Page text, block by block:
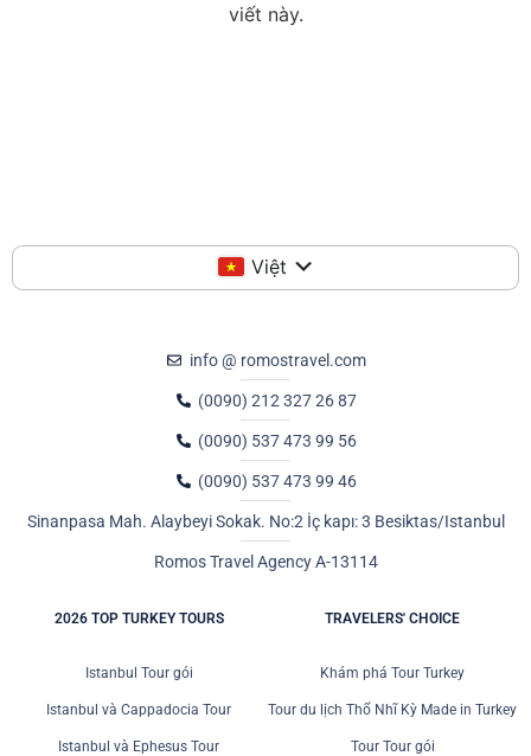
viết này.
Việt
info @ romostravel.com
(0090) 212 327 26 87
(0090) 537 473 99 56
(0090) 537 473 99 46
Sinanpasa Mah. Alaybeyi Sokak. No:2 İç kapı: 3 Besiktas/Istanbul
Romos Travel Agency A-13114
2026 TOP TURKEY TOURS
Istanbul Tour gói
Istanbul và Cappadocia Tour
Istanbul và Ephesus Tour
TRAVELERS' CHOICE
Khám phá Tour Turkey
Tour du lịch Thổ Nhĩ Kỳ Made in Turkey
Tour Tour gói